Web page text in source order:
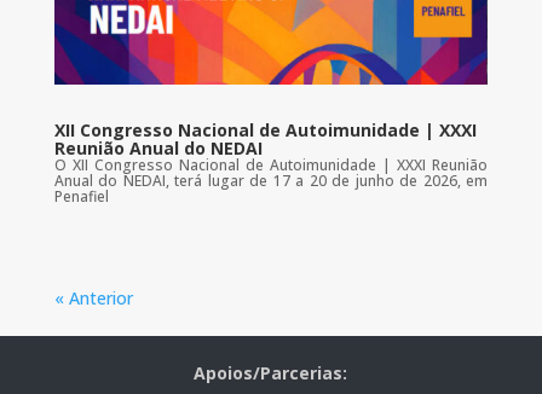
XII Congresso Nacional de Autoimunidade | XXXI
Reunião Anual do NEDAI
O XII Congresso Nacional de Autoimunidade | XXXI Reunião
Anual do NEDAI, terá lugar de 17 a 20 de junho de 2026, em
Penafiel
« Anterior
Apoios/Parcerias: